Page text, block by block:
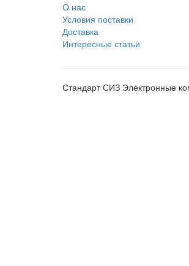
О нас
Условия поставки
Доставка
Интересные статьи
Стандарт СИЗ Электронные